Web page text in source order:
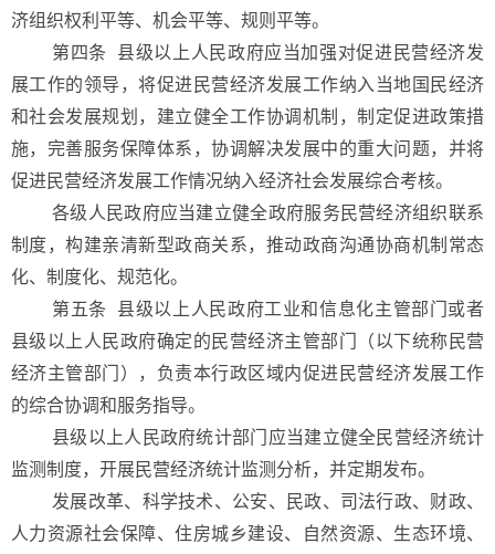
济组织权利平等、机会平等、规则平等。
第四条
县级以上人民政府应当加强对促进民营经济发
展工作的领导，将促进民营经济发展工作纳入当地国民经济
和社会发展规划，建立健全工作协调机制，制定促进政策措
施，完善服务保障体系，协调解决发展中的重大问题，并将
促进民营经济发展工作情况纳入经济社会发展综合考核。
各级人民政府应当建立健全政府服务民营经济组织联系
制度，构建亲清新型政商关系，推动政商沟通协商机制常态
化、制度化、规范化。
第五条
县级以上人民政府工业和信息化主管部门或者
县级以上人民政府确定的民营经济主管部门（以下统称民营
经济主管部门），负责本行政区域内促进民营经济发展工作
的综合协调和服务指导。
县级以上人民政府统计部门应当建立健全民营经济统计
监测制度，开展民营经济统计监测分析，并定期发布。
发展改革、科学技术、公安、民政、司法行政、财政、
人力资源社会保障、住房城乡建设、自然资源、生态环境、